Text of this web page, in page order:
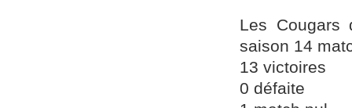
Les
saison 14
13 victoires
0 défaite